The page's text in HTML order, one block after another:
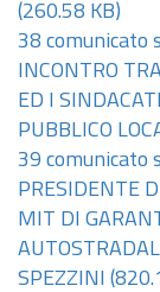
(260.58 KB)
38 comunicato
INCONTRO
ED I
PUBBLICO
39 comunicato
PRESIDENTE
MIT DI
SPEZZINI